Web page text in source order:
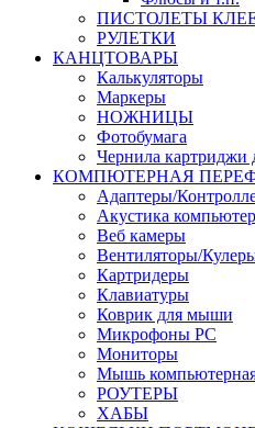
ПИСТОЛЕТЫ
РУЛЕТКИ
КАНЦТОВАРЫ
Калькуляторы
Маркеры
НОЖНИЦЫ
Фотобумага
Чернила картриджи
КОМПЮТЕРНАЯ
Адаптеры/
Акустика
Веб камеры
Вентиляторы/
Картридеры
Клавиатуры
Коврик для мыши
Микрофоны PC
Мониторы
Мышь
РОУТЕРЫ
ХАБЫ